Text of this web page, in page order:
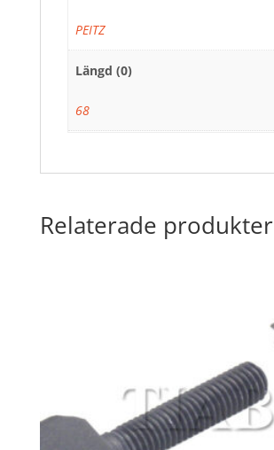
PEITZ
Längd (0)
68
Relaterade produkter